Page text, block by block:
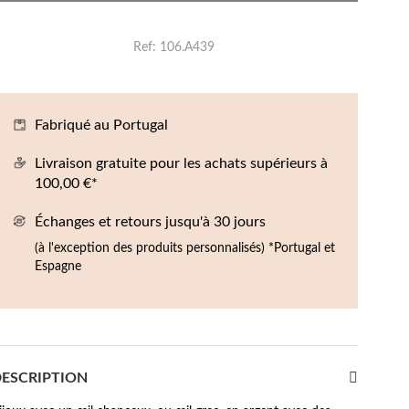
Ref 106.A439
Fabriqué au Portugal
Livraison gratuite pour les achats supérieurs à
100,00 €*
Échanges et retours jusqu'à 30 jours
(à l'exception des produits personnalisés) *Portugal et
Espagne